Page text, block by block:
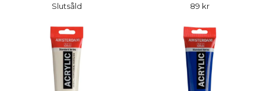
Slutsåld
89 kr